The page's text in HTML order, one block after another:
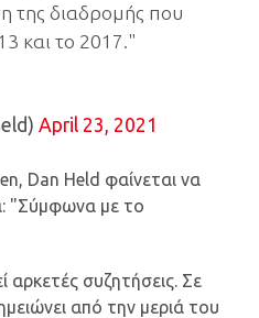
της διαδρομής που
και το 2017."
April 23, 2021
Dan Held φαίνεται να
"Σύμφωνα με το
αρκετές συζητήσεις. Σε
από την μεριά του